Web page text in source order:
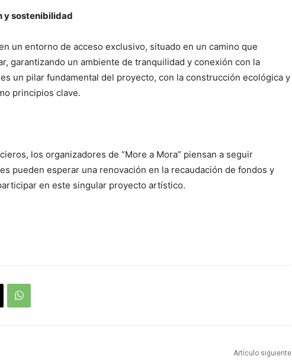
y sostenibilidad
un entorno de acceso exclusivo, situado en un camino que
garantizando un ambiente de tranquilidad y conexión con la
un pilar fundamental del proyecto, con la construcción ecológica y
principios clave.
los organizadores de “More a Mora” piensan a seguir
pueden esperar una renovación en la recaudación de fondos y
en este singular proyecto artístico.
Artículo siguiente